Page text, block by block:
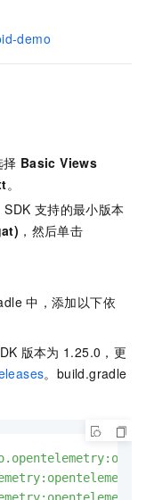
demo
择 Basic Views
。
SDK 支持的最小版本
，然后单击
中，添加以下依
版本为 1.25.0，更
。build.gradle